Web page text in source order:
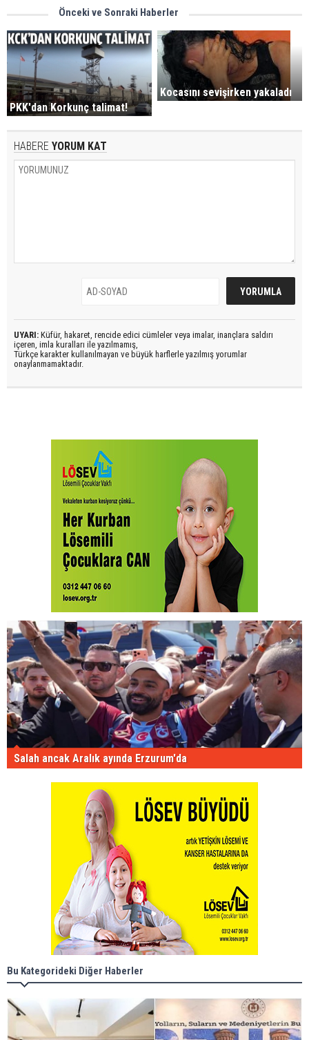
Önceki ve Sonraki Haberler
PKK'dan Korkunç talimat!
Kocasını sevişirken yakaladı
HABERE YORUM KAT
UYARI: Küfür, hakaret, rencide edici cümleler veya imalar, inançlara saldırı
içeren, imla kuralları ile yazılmamış,
Türkçe karakter kullanılmayan ve büyük harflerle yazılmış yorumlar
onaylanmamaktadır.
Salah ancak Aralık ayında Erzurum'da
Bu Kategorideki Diğer Haberler